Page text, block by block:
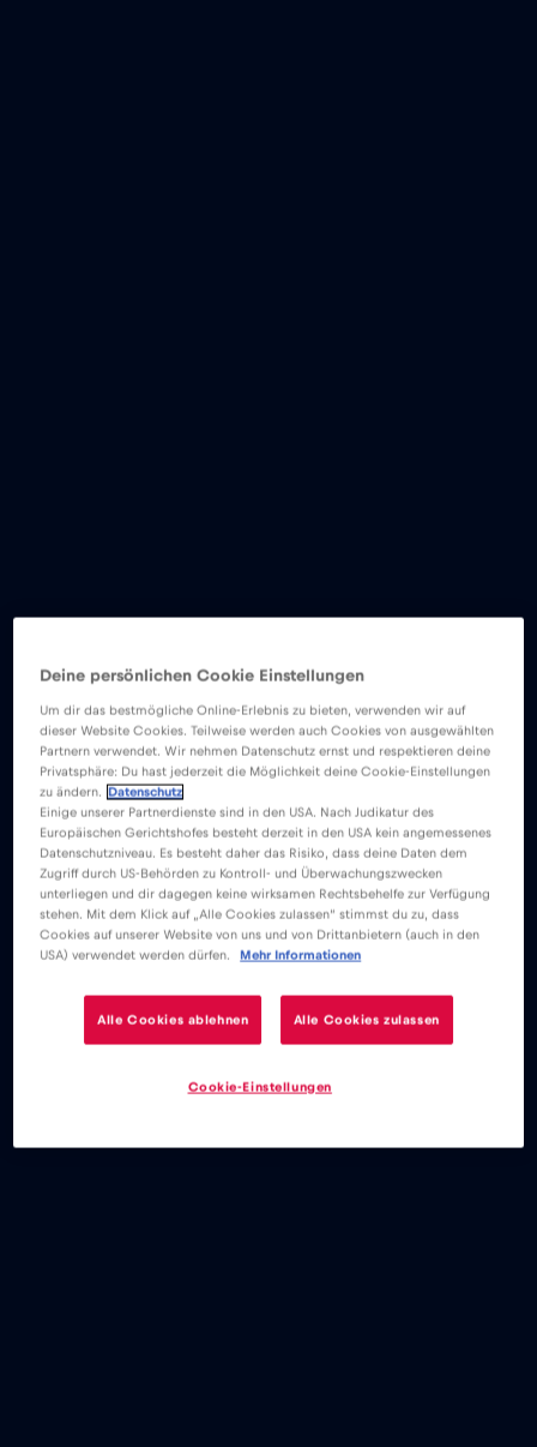
Deine persönlichen Cookie Einstellungen
Um dir das bestmögliche Online-Erlebnis zu bieten, verwenden wir auf
dieser Website Cookies. Teilweise werden auch Cookies von ausgewählten
Partnern verwendet. Wir nehmen Datenschutz ernst und respektieren deine
Privatsphäre: Du hast jederzeit die Möglichkeit deine Cookie-Einstellungen
zu ändern.
Datenschutz
Einige unserer Partnerdienste sind in den USA. Nach Judikatur des
Europäischen Gerichtshofes besteht derzeit in den USA kein angemessenes
Datenschutzniveau. Es besteht daher das Risiko, dass deine Daten dem
Zugriff durch US-Behörden zu Kontroll- und Überwachungszwecken
unterliegen und dir dagegen keine wirksamen Rechtsbehelfe zur Verfügung
stehen. Mit dem Klick auf „Alle Cookies zulassen“ stimmst du zu, dass
Cookies auf unserer Website von uns und von Drittanbietern (auch in den
USA) verwendet werden dürfen.
Mehr Informationen
Alle Cookies ablehnen Alle Cookies zulassen
Cookie-Einstellungen